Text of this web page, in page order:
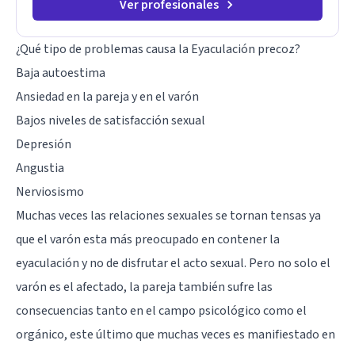
Ver profesionales
¿Qué tipo de problemas causa la Eyaculación precoz?
Baja autoestima
Ansiedad en la pareja y en el varón
Bajos niveles de satisfacción sexual
Depresión
Angustia
Nerviosismo
Muchas veces las relaciones sexuales se tornan tensas ya
que el varón esta más preocupado en contener la
eyaculación y no de disfrutar el acto sexual. Pero no solo el
varón es el afectado, la pareja también sufre las
consecuencias tanto en el campo psicológico como el
orgánico, este último que muchas veces es manifiestado en